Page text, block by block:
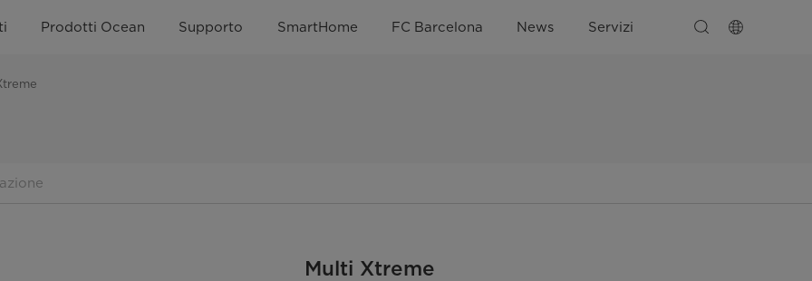
Prodotti Ocean Supporto SmartHome FC Barcelona News Servizi
Multi Xtreme